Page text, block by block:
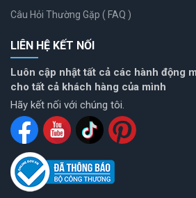
Câu Hỏi Thường Gặp ( FAQ )
LIÊN HỆ KẾT NỐI
Luôn cập nhật tất cả các hành động
cho tất cả khách hàng của mình
Hãy kết nối với chúng tôi.